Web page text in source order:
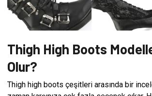
Thigh High Boots
Olur?
Thigh high boots çeşitleri arasında bir